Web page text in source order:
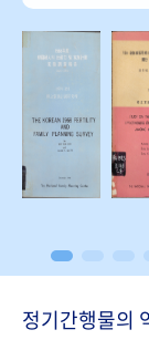
정기간행물의